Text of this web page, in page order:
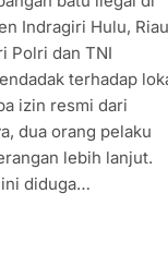
Indragiri Hulu,
Polri dan TNI
terhadap
izin resmi dari
dua orang pelaku
lebih lanjut.
ini diduga…